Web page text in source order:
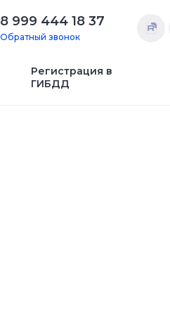
8 999 444 18 37
Обратный звонок
Регистрация в
ГИБДД